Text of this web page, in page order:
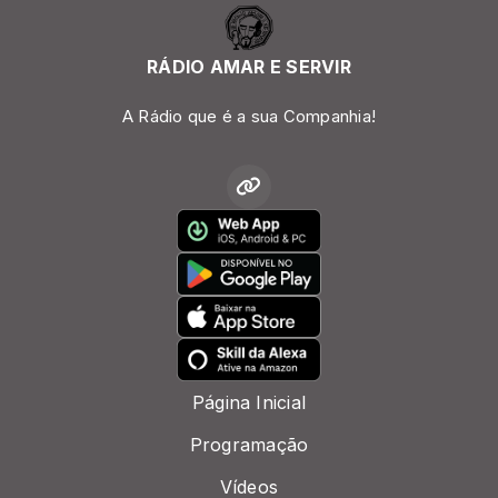
RÁDIO AMAR E SERVIR
A Rádio que é a sua Companhia!
Página Inicial
Programação
Vídeos